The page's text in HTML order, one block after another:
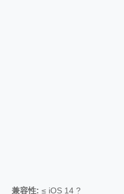
兼容性: ≤ iOS 14 ?